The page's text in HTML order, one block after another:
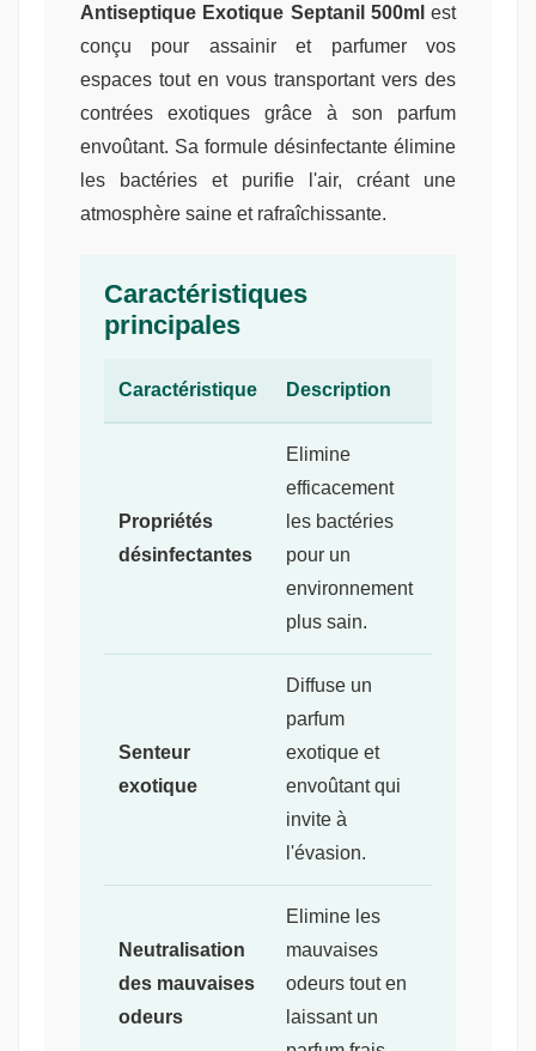
Antiseptique Exotique Septanil 500ml est
conçu pour assainir et parfumer vos
espaces tout en vous transportant vers des
contrées exotiques grâce à son parfum
envoûtant. Sa formule désinfectante élimine
les bactéries et purifie l'air, créant une
atmosphère saine et rafraîchissante.
Caractéristiques
principales
Caractéristique Description
Propriétés
désinfectantes
Elimine
efficacement
les bactéries
pour un
environnement
plus sain.
Senteur
exotique
Diffuse un
parfum
exotique et
envoûtant qui
invite à
l'évasion.
Neutralisation
des mauvaises
odeurs
Elimine les
mauvaises
odeurs tout en
laissant un